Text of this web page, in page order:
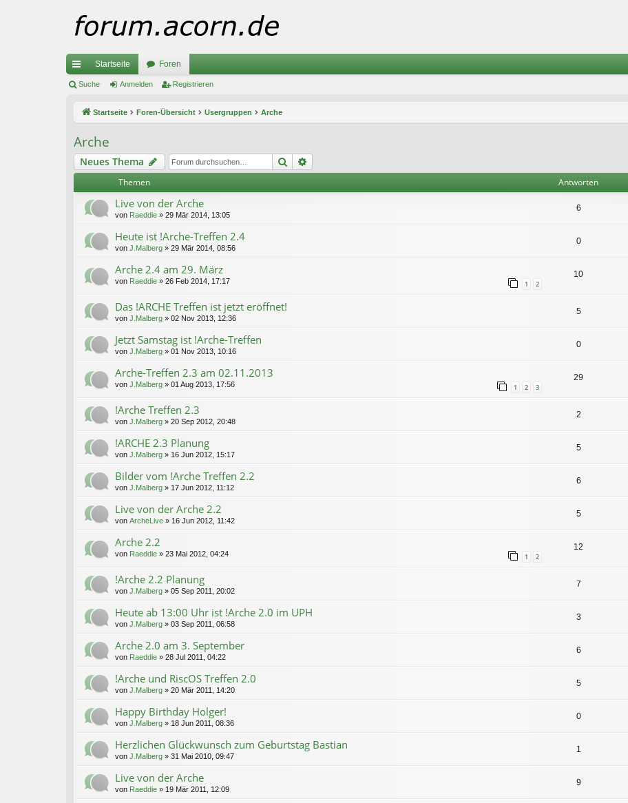
ch
ug
riff
Startseite Foren
Suche Anmelden Registrieren
Startseite Foren-Übersicht Usergruppen Arche
Arche
Neues Thema Suche
Themen Antworten
Live von der Arche
von Raeddie » 29 Mär 2014, 13:05
6
Heute ist !Arche-Treffen 2.4
von J.Malberg » 29 Mär 2014, 08:56
0
Arche 2.4 am 29. März
von Raeddie » 26 Feb 2014, 17:17 1 2
10
Das !ARCHE Treffen ist jetzt eröffnet!
von J.Malberg » 02 Nov 2013, 12:36
5
Jetzt Samstag ist !Arche-Treffen
von J.Malberg » 01 Nov 2013, 10:16
0
Arche-Treffen 2.3 am 02.11.2013
von J.Malberg » 01 Aug 2013, 17:56 1 2 3
29
!Arche Treffen 2.3
von J.Malberg » 20 Sep 2012, 20:48
2
!ARCHE 2.3 Planung
von J.Malberg » 16 Jun 2012, 15:17
5
Bilder vom !Arche Treffen 2.2
von J.Malberg » 17 Jun 2012, 11:12
6
Live von der Arche 2.2
von ArcheLive » 16 Jun 2012, 11:42
5
Arche 2.2
von Raeddie » 23 Mai 2012, 04:24 1 2
12
!Arche 2.2 Planung
von J.Malberg » 05 Sep 2011, 20:02
7
Heute ab 13:00 Uhr ist !Arche 2.0 im UPH
von J.Malberg » 03 Sep 2011, 06:58
3
Arche 2.0 am 3. September
von Raeddie » 28 Jul 2011, 04:22
6
!Arche und RiscOS Treffen 2.0
von J.Malberg » 20 Mär 2011, 14:20
5
Happy Birthday Holger!
von J.Malberg » 18 Jun 2011, 08:36
0
Herzlichen Glückwunsch zum Geburtstag Bastian
von J.Malberg » 31 Mai 2010, 09:47
1
Live von der Arche
von Raeddie » 19 Mär 2011, 12:09
9